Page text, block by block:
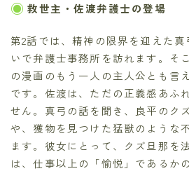
救世主・佐渡弁護士の登場
第2話では、精神の限界を迎えた
いで弁護士事務所を訪れます。そ
の漫画のもう一人の主人公とも言
です。佐渡は、ただの正義感あふ
せん。真弓の話を聞き、良平のク
や、獲物を見つけた猛獣のような
ます。彼女にとって、クズ旦那を
は、仕事以上の「愉悦」であるか